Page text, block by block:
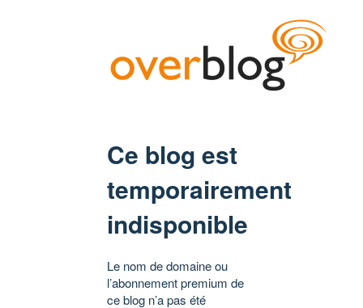
Ce blog est
temporairement
indisponible
Le nom de domaine ou
l’abonnement premium de
ce blog n’a pas été